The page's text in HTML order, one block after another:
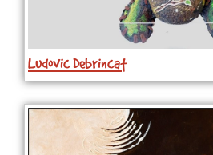
Ludovic Debrincat